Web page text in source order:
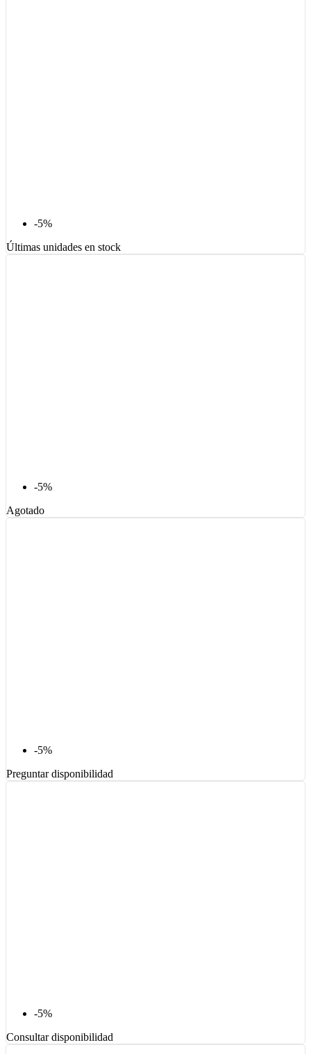
-5%
Últimas unidades en stock
-5%
Agotado
-5%
Preguntar disponibilidad
-5%
Consultar disponibilidad